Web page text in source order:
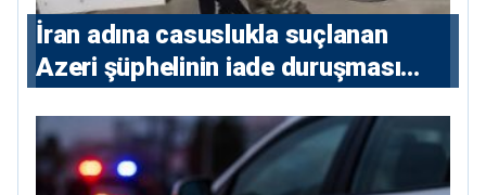
İran adına casuslukla suçlanan
Azeri şüphelinin iade duruşması